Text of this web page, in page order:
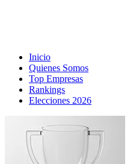
Inicio
Quienes Somos
Top Empresas
Rankings
Elecciones 2026